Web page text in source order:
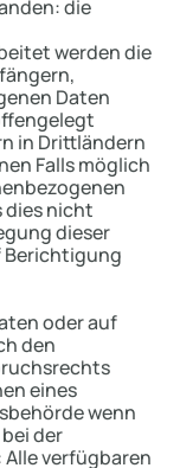
die
werden die
Daten
in Drittländern
Falls möglich
dies nicht
dieser
Berichtigung
oder auf
den
eines
wenn
der
verfügbaren